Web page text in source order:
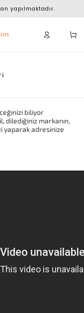
yapılmaktadır.
biliyor
dilediğiniz markanın,
yaparak adresinize